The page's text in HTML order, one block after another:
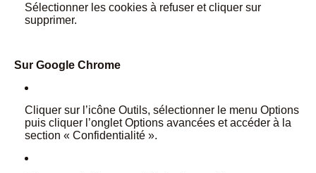
Sélectionner les cookies à refuser et cliquer sur
supprimer.
Sur Google Chrome
Cliquer sur l’icône Outils, sélectionner le menu Options
puis cliquer l’onglet Options avancées et accéder à la
section « Confidentialité ».